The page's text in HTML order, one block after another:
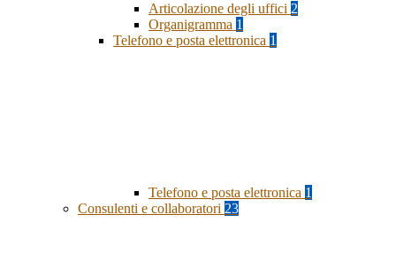
Articolazione degli uffici 2
Organigramma 1
Telefono e posta elettronica 1
Telefono e posta elettronica 1
Consulenti e collaboratori 23